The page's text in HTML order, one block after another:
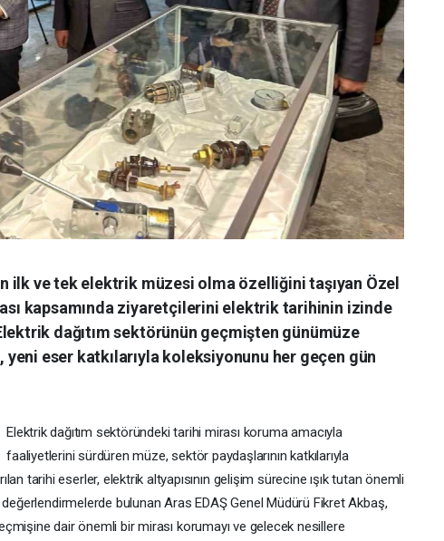
ilk ve tek elektrik müzesi olma özelliğini taşıyan Özel
kapsamında ziyaretçilerini elektrik tarihinin izinde
dağıtım sektörünün geçmişten günümüze
eser katkılarıyla koleksiyonunu her geçen gün
Elektrik dağıtım sektöründeki tarihi mirası koruma amacıyla
faaliyetlerini sürdüren müze, sektör paydaşlarının katkılarıyla
tarihi eserler, elektrik altyapısının gelişim sürecine ışık tutan önemli
bulunan Aras EDAŞ Genel Müdürü Fikret Akbaş,
dair önemli bir mirası korumayı ve gelecek nesillere